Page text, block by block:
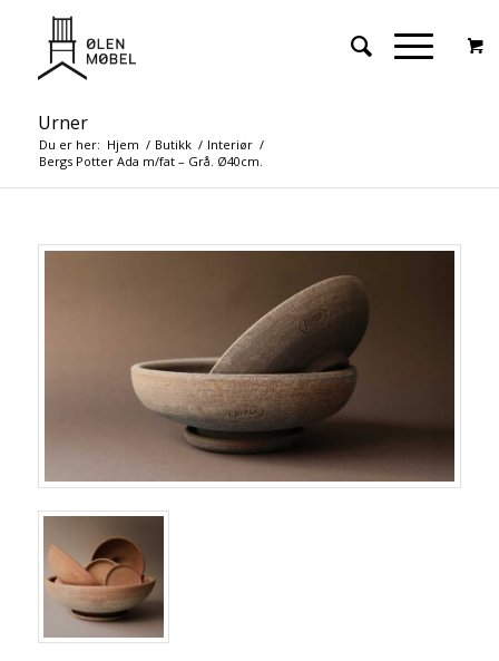
Urner
Du er her: Hjem / Butikk / Interiør /
Bergs Potter Ada m/fat – Grå. Ø40cm.